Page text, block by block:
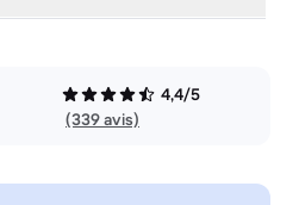
4,4/5
(339 avis)